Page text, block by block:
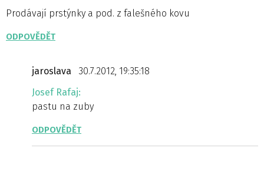
Prodávají prstýnky a pod. z falešného kovu
ODPOVĚDĚT
jaroslava
30.7.2012, 19:35:18
Josef Rafaj:
pastu na zuby
ODPOVĚDĚT